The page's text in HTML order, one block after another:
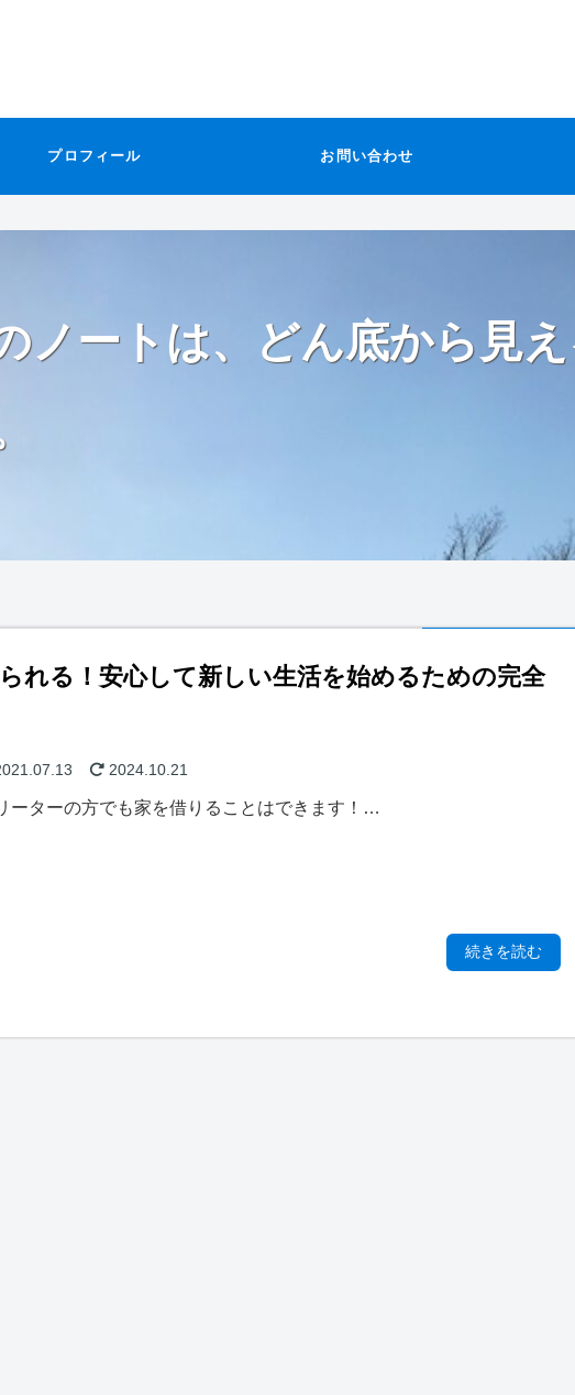
プロフィール お問い合わせ
ノートは、どん底から見
れる！安心して新しい生活を始めるための完全
2024.10.21
ーターの方でも家を借りることはできます！…
続きを読む